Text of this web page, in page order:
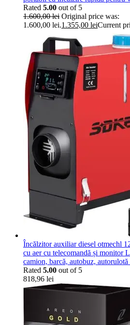
Rated 5.00 out of 5
1.600,00lei Original price was:
1.600,00 lei.1.355,00 leiCurrent
Încălzitor auxiliar diesel otmechl
cu aer cu telecomandă și monitor
camion, barcă, autobuz, autorulotă
Rated 5.00 out of 5
818,96 lei